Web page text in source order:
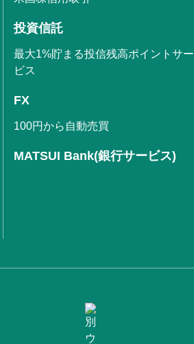
投資信託
最大1%貯まる投信残高ポイントサー
ビス
FX
100円から自動売買
MATSUI Bank(銀行サービス)